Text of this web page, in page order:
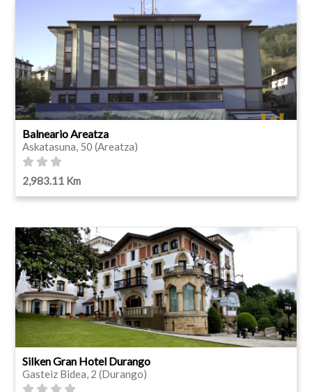
Balneario Areatza
Askatasuna, 50 (Areatza)
2,983.11 Km
Silken Gran Hotel Durango
Gasteiz Bidea, 2 (Durango)